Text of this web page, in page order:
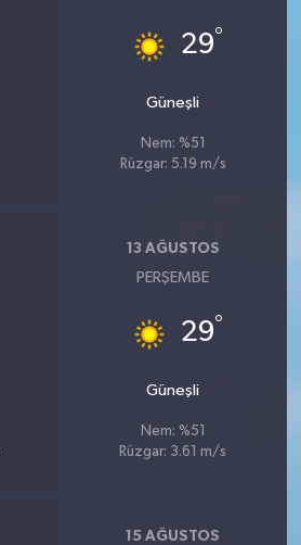
29°
Güneşli
Nem: %51
Rüzgar: 5.19 m/s
13 AĞUSTOS
PERŞEMBE
29°
Güneşli
Nem: %51
Rüzgar: 3.61 m/s
15 AĞUSTOS